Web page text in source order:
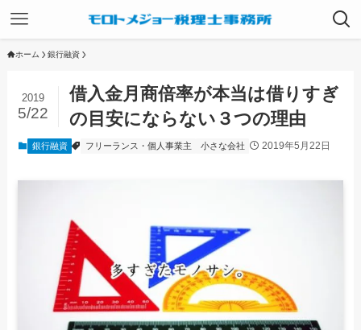
ホーム 銀行融資
借入金月商倍率が本当は借りすぎ
の目安にならない３つの理由
2019
5/22
銀行融資 フリーランス・個人事業主 小さな会社 2019年5月22日